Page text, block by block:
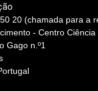
20 (chamada para a
- Centro Ciência
Gago n.º1